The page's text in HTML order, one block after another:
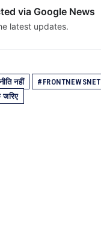
via Google News
latest updates.
नहीं
जरिए